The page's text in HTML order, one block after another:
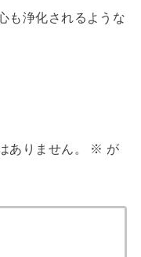
も浄化されるような
ありません。 ※ が